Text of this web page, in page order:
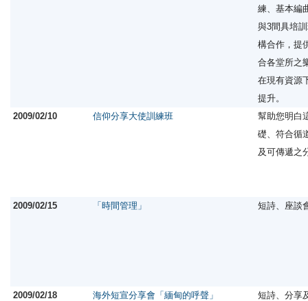
練、基本編
與3間具培
構合作，提
合各堂所之
在現有資源
提升。
2009/02/10
信仰分享大使訓練班
幫助您明白
礎、符合循
及可傳遞之
2009/02/15 「時間管理」 短詩、座談
2009/02/18 海外短宣分享會「緬甸的呼聲」 短詩、分享